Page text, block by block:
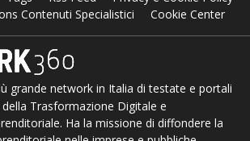
Contenuti Specialistici
Cookie Center
grande network in Italia di testate e portali
Trasformazione Digitale e
Ha la missione di diffondere la